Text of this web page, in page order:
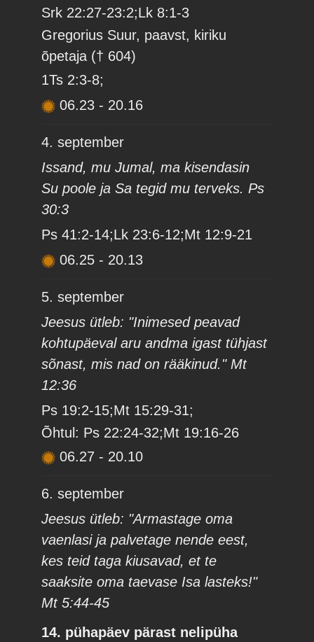
Srk 22:27-23:2;Lk 8:1-3
Gregorius Suur, paavst, kiriku
õpetaja († 604)
1Ts 2:3-8;
06.23 - 20.16
4. september
Issand, mu Jumal, ma kisendasin
Su poole ja Sa tegid mu terveks. Ps
30:3
Ps 41:2-14;Lk 23:6-12;Mt 12:9-21
06.25 - 20.13
5. september
Jeesus ütleb: "Inimesed peavad
kohtupäeval aru andma igast tühjast
sõnast, mis nad on rääkinud." Mt
12:36
Ps 19:2-15;Mt 15:29-31;
Õhtul: Ps 22:24-32;Mt 19:16-26
06.27 - 20.10
6. september
Jeesus ütleb: "Armastage oma
vaenlasi ja palvetage nende eest,
kes teid taga kiusavad, et te
saaksite oma taevase Isa lasteks!"
Mt 5:44-45
14. pühapäev pärast nelipüha